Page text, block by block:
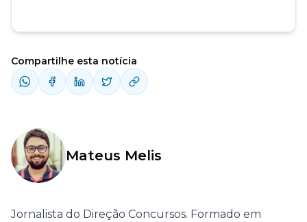
Compartilhe esta notícia
Mateus Melis
Jornalista do Direção Concursos. Formado em